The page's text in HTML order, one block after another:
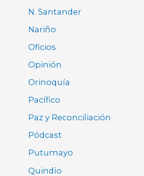
N. Santander
Nariño
Oficios
Opinión
Orinoquía
Pacífico
Paz y Reconciliación
Pódcast
Putumayo
Quindío